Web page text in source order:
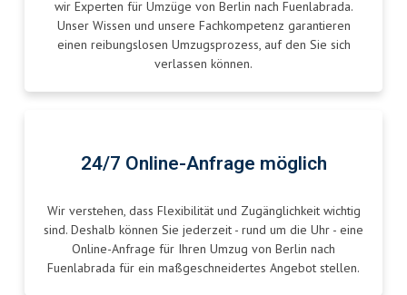
wir Experten für Umzüge von Berlin nach Fuenlabrada.
Unser Wissen und unsere Fachkompetenz garantieren
einen reibungslosen Umzugsprozess, auf den Sie sich
verlassen können.
24/7 Online-Anfrage möglich
Wir verstehen, dass Flexibilität und Zugänglichkeit wichtig
sind. Deshalb können Sie jederzeit - rund um die Uhr - eine
Online-Anfrage für Ihren Umzug von Berlin nach
Fuenlabrada für ein maßgeschneidertes Angebot stellen.